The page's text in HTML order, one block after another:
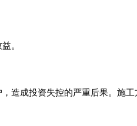
。
造成投资失控的严重后果。施